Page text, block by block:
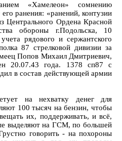
«Хамелеон» сомнению
ранения: «ранений, контузии
Центрального Ордена Красной
обороны г.Подольска, 10
рядового и сержантского
87 стрелковой дивизии за
Попов Михаил Дмитриевич,
20.07.43 года. 1378 сп87 с
в состав действующей армии
на нехватку денег для
100 тысяч на бензин, чтобы
их, поддерживать, и всё,
выделяют на ГСМ, по большей
говорить - на похороны